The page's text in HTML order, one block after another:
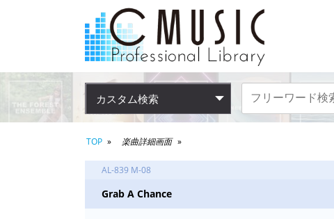
カスタム検索
TOP 楽曲詳細画面
AL-839 M-08
Grab A Chance